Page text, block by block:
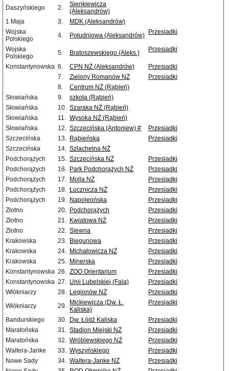
Daszyńskiego 2.
Sienkiewicza
(Aleksandrów)
1 Maja
3.
MDK (Aleksandrów)
Wojska
Polskiego
4. Południowa (Aleksandrów) Przesiadki
Wojska
Polskiego
5. Bratoszewskiego (Aleks.) Przesiadki
Konstantynowska 6. CPN NŻ (Aleksandrów)
Przesiadki
7.
Zielony Romanów NŻ
Przesiadki
8.
Centrum NŻ (Rąbień)
Słowiańska
9.
szkoła (Rąbień)
Słowiańska
10. Szaraka NŻ (Rąbień)
Słowiańska
11. Wysoka NŻ (Rąbień)
Słowiańska
12. Szczecińska (Antoniew) #
Przesiadki
Szczecińska
13. Rąbieńska
Przesiadki
Szczecińska
14. Szlachetna NŻ
Podchorążych
15. Szczecińska NŻ
Przesiadki
Podchorążych
16. Park Podchorążych NŻ
Przesiadki
Podchorążych
17. Molla NŻ
Przesiadki
Podchorążych
18. Łucznicza NŻ
Przesiadki
Podchorążych
19. Napoleońska
Przesiadki
Złotno
20. Podchorążych
Przesiadki
Złotno
21. Kwiatowa NŻ
Przesiadki
Złotno
22. Siewna
Przesiadki
Krakowska
23. Biegunowa
Przesiadki
Krakowska
24. Michałowicza NŻ
Przesiadki
Krakowska
25. Minerska
Przesiadki
Konstantynowska 26. ZOO Orientarium
Przesiadki
Konstantynowska 27. Unii Lubelskiej (Fala)
Przesiadki
Włókniarzy
28. Legionów NŻ
Przesiadki
Włókniarzy
29. Mickiewicza (Dw. Ł.
Kaliska)
Przesiadki
Bandurskiego 30. Dw. Łódź Kaliska
Przesiadki
Maratońska
31. Stadion Miejski NŻ
Przesiadki
Maratońska
32. Wróblewskiego NŻ
Przesiadki
Waltera-Janke
33. Wyszyńskiego
Przesiadki
Nowe Sady
34. Waltera-Janke NŻ
Przesiadki